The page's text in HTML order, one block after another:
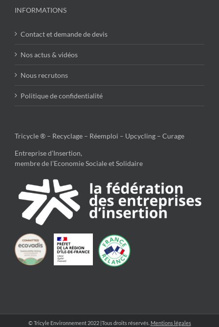
INFORMATIONS
Contact et demande de devis
Nos actus & vidéos
Nous recrutons
Politique de confidentialité
Tricycle ® – Recyclage – Réemploi – Upcycling – Curage
Entreprise d’Insertion,
membre de l’Economie Sociale et Solidaire
© Tricyle Environnement 2022 |Tous droits réservés. Mentions légales